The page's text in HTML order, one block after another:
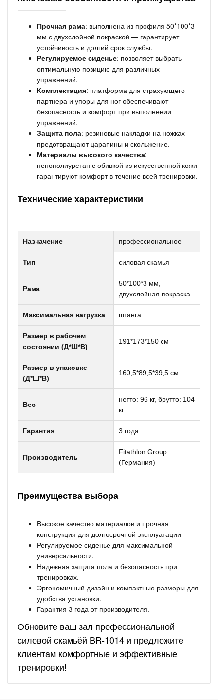
Прочная рама: выполнена из профиля 50*100*3
мм с двухслойной покраской — гарантирует
устойчивость и долгий срок службы.
Регулируемое сиденье: позволяет выбрать
оптимальную позицию для различных
упражнений.
Комплектация: платформа для страхующего
партнера и упоры для ног обеспечивают
безопасность и комфорт при выполнении
упражнений.
Защита пола: резиновые накладки на ножках
предотвращают царапины и скольжение.
Материалы высокого качества:
пенополиуретан с обивкой из искусственной кожи
гарантируют комфорт в течение всей тренировки.
Технические характеристики
Назначение профессиональное
Тип силовая скамья
Рама
50*100*3 мм,
двухслойная покраска
Максимальная нагрузка штанга
Размер в рабочем
состоянии (Д*Ш*В)
191*173*150 см
Размер в упаковке
(Д*Ш*В)
160,5*89,5*39,5 см
Вес
нетто: 96 кг, брутто: 104
кг
Гарантия 3 года
Производитель
Fitathlon Group
(Германия)
Преимущества выбора
Высокое качество материалов и прочная
конструкция для долгосрочной эксплуатации.
Регулируемое сиденье для максимальной
универсальности.
Надежная защита пола и безопасность при
тренировках.
Эргономичный дизайн и компактные размеры для
удобства установки.
Гарантия 3 года от производителя.
Обновите ваш зал профессиональной
силовой скамьёй BR-1014 и предложите
клиентам комфортные и эффективные
тренировки!